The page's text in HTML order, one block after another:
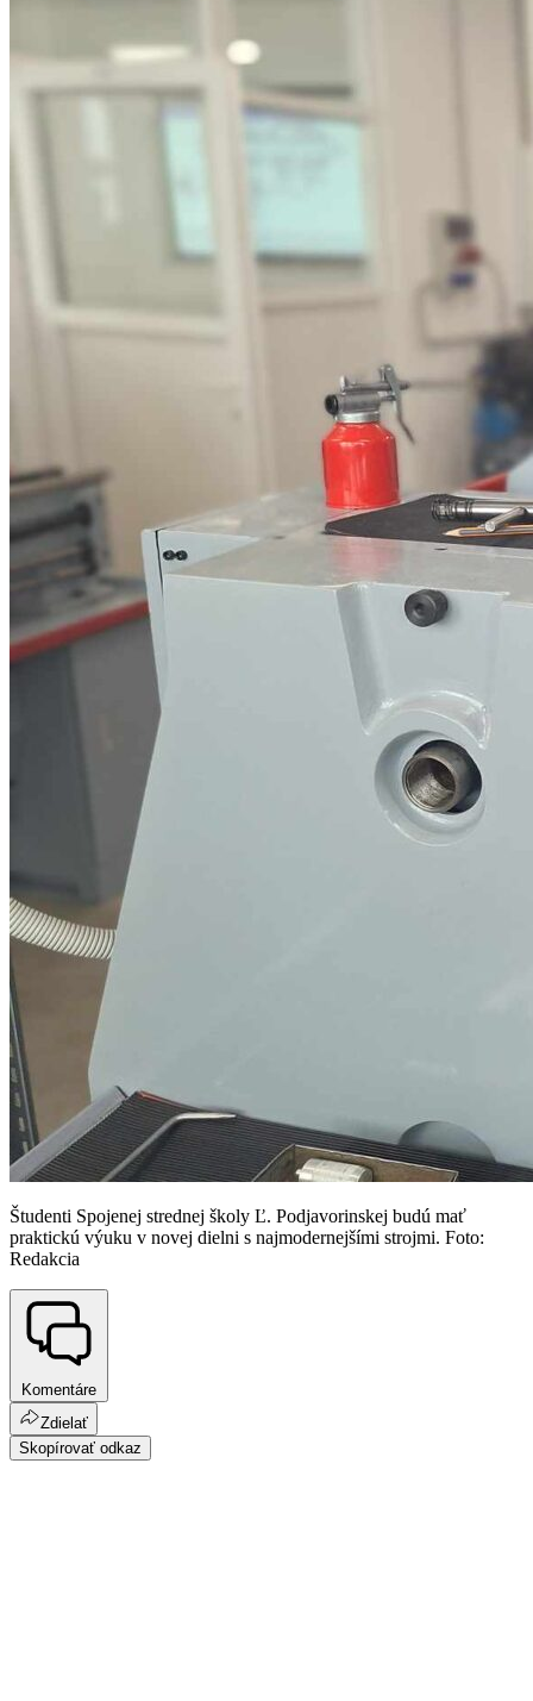
Študenti Spojenej strednej školy Ľ. Podjavorinskej budú mať
praktickú výuku v novej dielni s najmodernejšími strojmi. Foto:
Redakcia
Komentáre
Zdielať
Skopírovať odkaz